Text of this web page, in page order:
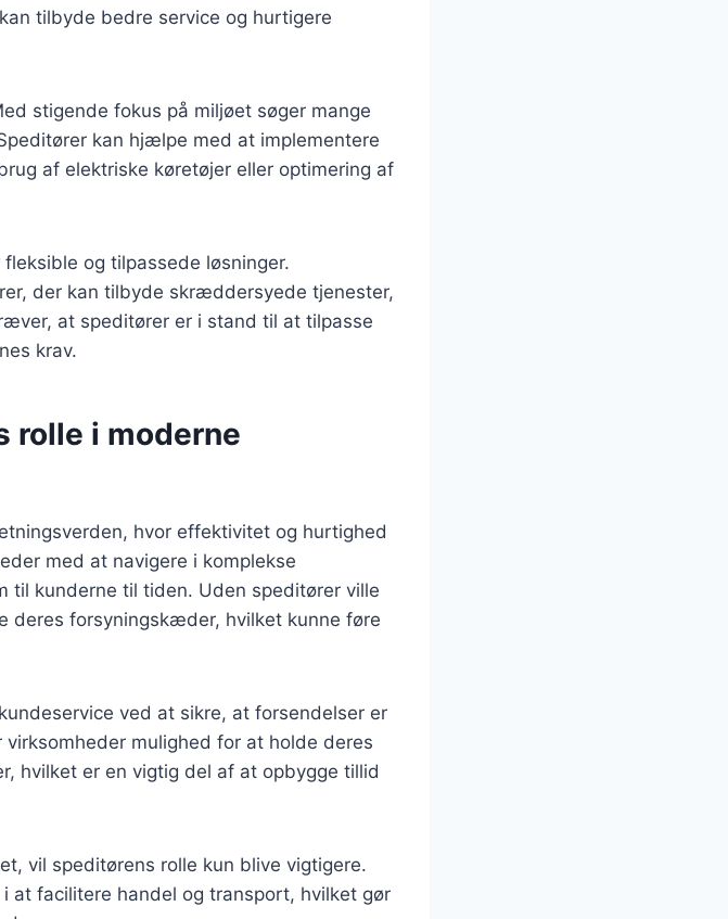
tilbyde bedre service og hurtigere
stigende fokus på miljøet søger mange
kan hjælpe med at implementere
af elektriske køretøjer eller optimering af
og tilpassede løsninger.
der kan tilbyde skræddersyede tjenester,
at speditører er i stand til at tilpasse
krav.
rolle i moderne
hvor effektivitet og hurtighed
med at navigere i komplekse
til kunderne til tiden. Uden speditører ville
deres forsyningskæder, hvilket kunne føre
ved at sikre, at forsendelser er
mulighed for at holde deres
hvilket er en vigtig del af at opbygge tillid
vil speditørens rolle kun blive vigtigere.
facilitere handel og transport, hvilket gør